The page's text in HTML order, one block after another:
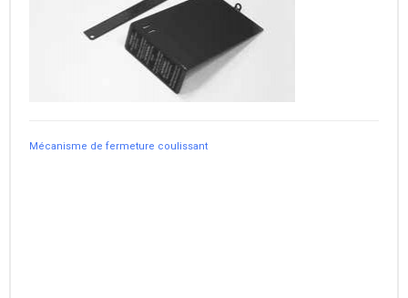
Mécanisme de fermeture coulissant